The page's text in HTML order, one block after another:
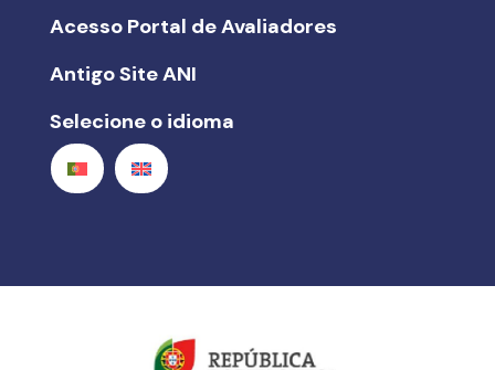
Acesso Portal de Avaliadores
Antigo Site ANI
Selecione o idioma